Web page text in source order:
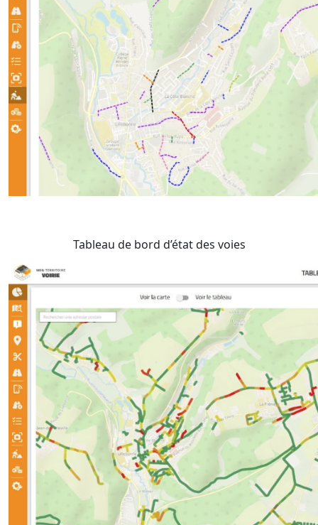
Tableau de bord d’état des voies